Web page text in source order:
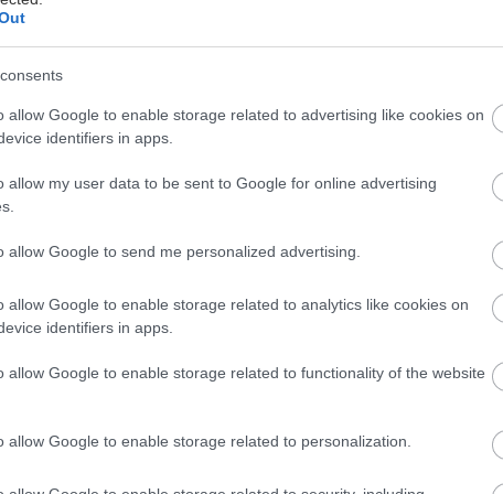
allow Google to enable storage related to advertising like cookies on
identifiers in apps.
allow my user data to be sent to Google for online advertising
allow Google to send me personalized advertising.
allow Google to enable storage related to analytics like cookies on
identifiers in apps.
allow Google to enable storage related to functionality of the website
allow Google to enable storage related to personalization.
που ξεπερνά τα τετριμμένα και φιλοδοξεί να φέρει
από όλο τον κόσμο, κάνει το Athens
φεστιβάλ-σημείο συνάντησης κορυφαίων
παγκόσμιας μουσικής σκηνής, σε επί σκηνής
δύο φορές τον μήνα, από τον Δεκέμβριο του
του Athens Music Festival
είναι o
που μας συγκίνησε με τις πανέμορφες
Goran Bregovic.
Το Σάββατο 17 Δεκεμβρίου θα
με μία προσωπική συναυλία της Γιώτας Νέγκα